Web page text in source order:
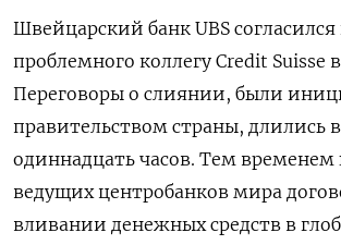
Швейцарский банк UBS
проблемного коллегу Credit Suisse
Переговоры о слиянии, были
правительством страны, длились
одиннадцать часов. Тем временем
ведущих центробанков мира
вливании денежных средств в